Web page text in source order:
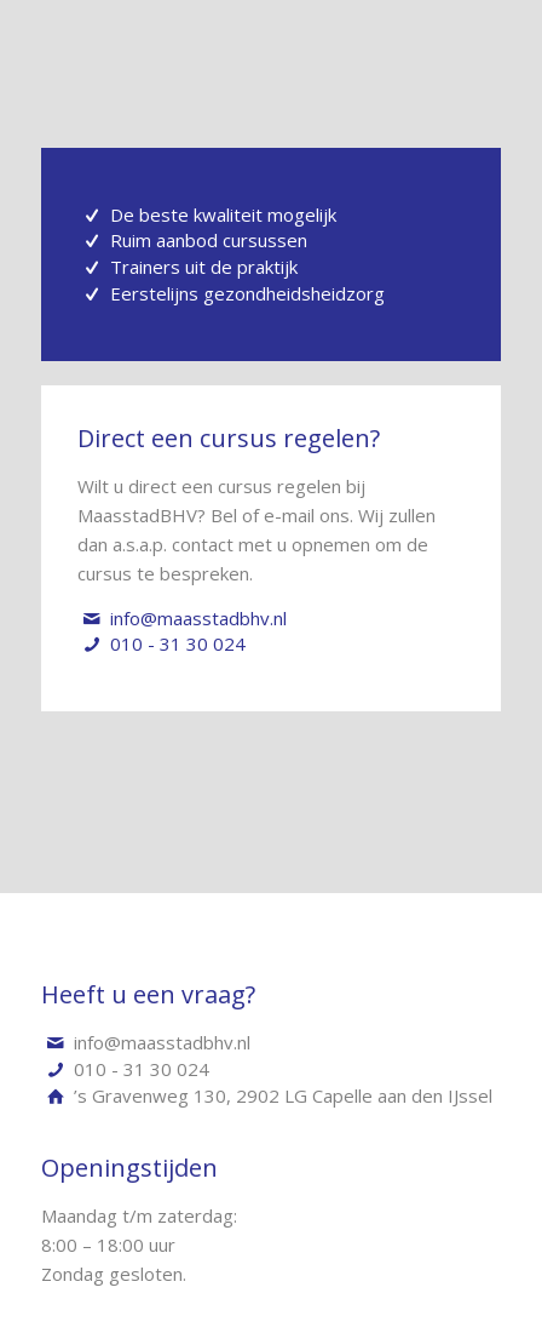
De beste kwaliteit mogelijk
Ruim aanbod cursussen
Trainers uit de praktijk
Eerstelijns gezondheidsheidzorg
Direct een cursus regelen?
Wilt u direct een cursus regelen bij
MaasstadBHV? Bel of e-mail ons. Wij zullen
dan a.s.a.p. contact met u opnemen om de
cursus te bespreken.
info@maasstadbhv.nl
010 - 31 30 024
Heeft u een vraag?
info@maasstadbhv.nl
010 - 31 30 024
’s Gravenweg 130, 2902 LG Capelle aan den IJssel
Openingstijden
Maandag t/m zaterdag:
8:00 – 18:00 uur
Zondag gesloten.